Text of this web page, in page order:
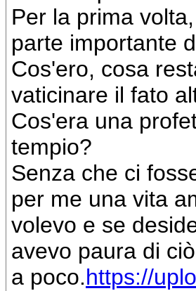
Per la prima
parte importante
Cos'ero, cosa
vaticinare il fato
Cos'era una
tempio?
Senza che ci
per me una vita
volevo e se
avevo paura di
a poco.https://